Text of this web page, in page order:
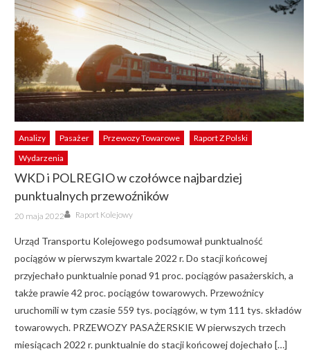
Analizy Pasażer Przewozy Towarowe
Raport Z Polski
Wydarzenia
WKD i POLREGIO w czołówce najbardziej
punktualnych przewoźników
Posted
on
20 maja 2022 Author
Raport Kolejowy
Urząd Transportu Kolejowego podsumował punktualność
pociągów w pierwszym kwartale 2022 r. Do stacji końcowej
przyjechało punktualnie ponad 91 proc. pociągów pasażerskich, a
także prawie 42 proc. pociągów towarowych. Przewoźnicy
uruchomili w tym czasie 559 tys. pociągów, w tym 111 tys. składów
towarowych. PRZEWOZY PASAŻERSKIE W pierwszych trzech
miesiącach 2022 r. punktualnie do stacji końcowej dojechało […]